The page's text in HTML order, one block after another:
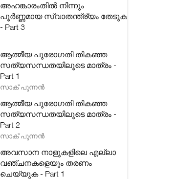
അഹങ്കാരംതിൽ നിന്നും
പൂർണ്ണമായ സ്വാതന്ത്ര്യം തേടുക
- Part 3
ആത്മീയ പുരോഗതി തികഞ്ഞ
സത്യസന്ധതയിലൂടെ മാത്രം -
Part 1
സാക് പുന്നൻ
ആത്മീയ പുരോഗതി തികഞ്ഞ
സത്യസന്ധതയിലൂടെ മാത്രം -
Part 2
സാക് പുന്നൻ
അവസാന നാളുകളിലെ എല്ലാ
വഞ്ചനകളെയും തരണം
ചെയ്യുക - Part 1